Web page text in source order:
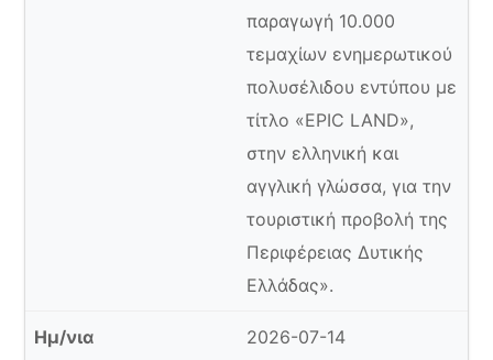
παραγωγή 10.000
τεμαχίων ενημερωτικού
πολυσέλιδου εντύπου με
τίτλο «EPIC LAND»,
στην ελληνική και
αγγλική γλώσσα, για την
τουριστική προβολή της
Περιφέρειας Δυτικής
Ελλάδας».
2026-07-14